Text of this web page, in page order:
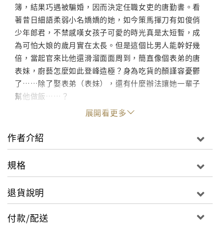
簿，結果巧遇被騙婚，因而決定任職女吏的唐勤書。看
著昔日細語柔弱小名嬌嬌的她，如今策馬揮刀有如俊俏
少年郎君，不禁感嘆女孩子可愛的時光真是太短暫，成
為可怕大娘的歲月實在太長。但是這個比男人能幹好幾
倍，當起官來比他還滑溜面面周到，簡直像個表弟的唐
表妹，廚藝怎麼如此登峰造極？身為吃貨的顏謹容憂鬱
了……除了娶表弟（表妹），還有什麼辦法讓她一輩子
幫他做飯……？
展開看更多
作者介紹
規格
退貨說明
付款/配送